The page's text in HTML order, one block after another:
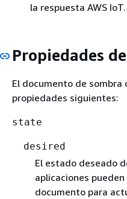
la respuesta AWS IoT.
Propiedades
El documento de
propiedades siguientes:
state
desired
El estado deseado
aplicaciones
documento para